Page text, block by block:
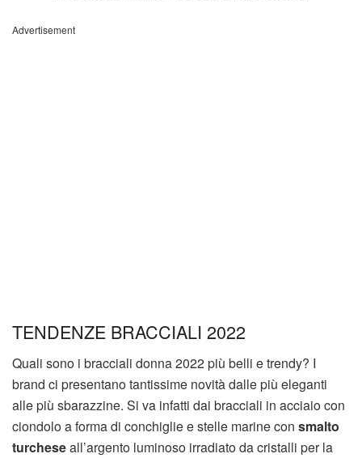
Advertisement
TENDENZE BRACCIALI 2022
Quali sono i bracciali donna 2022 più belli e trendy? I
brand ci presentano tantissime novità dalle più eleganti
alle più sbarazzine. Si va infatti dai bracciali in acciaio con
ciondolo a forma di conchiglie e stelle marine con smalto
turcheseall’argento luminoso irradiato da cristalli per la